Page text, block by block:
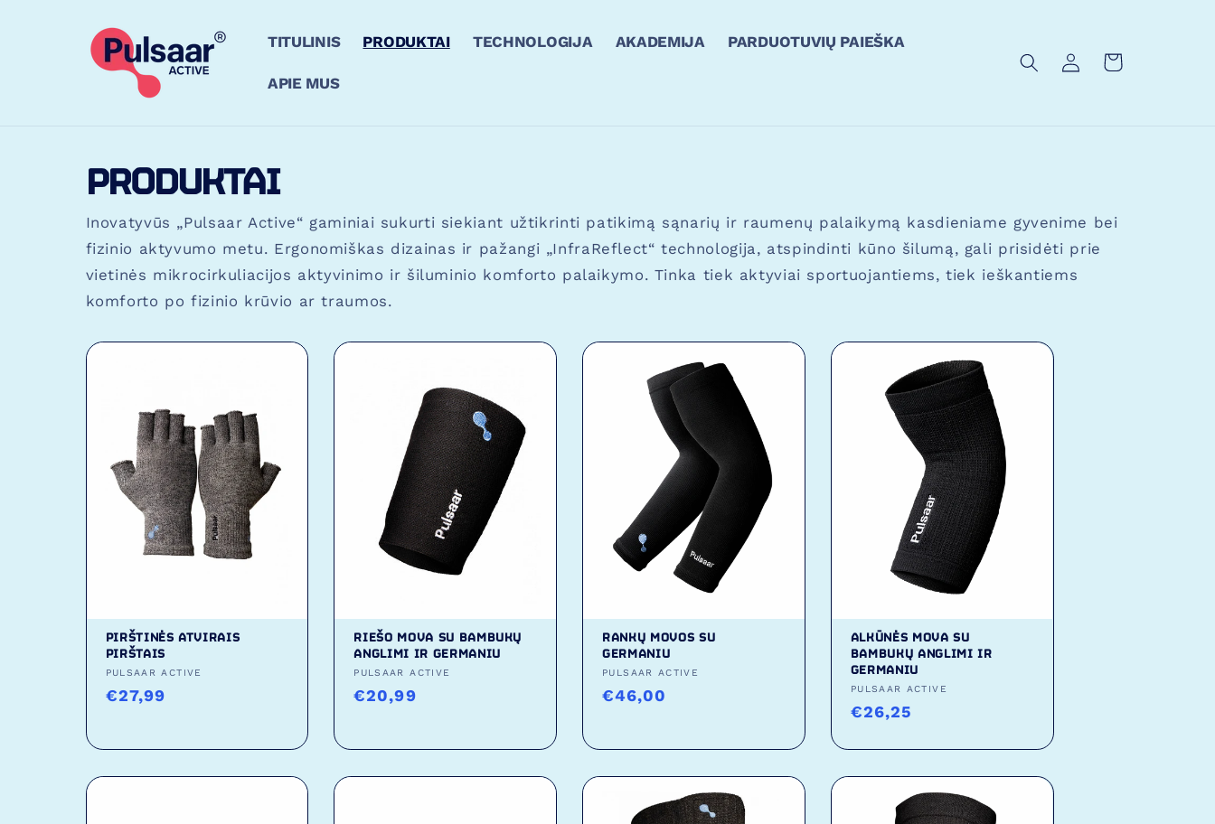
TITULINIS PRODUKTAI TECHNOLOGIJA AKADEMIJA PARDUOTUVIŲ PAIEŠKA
APIE MUS
PrisijungtiKrepšelis
PRODUKTAI
Inovatyvūs „Pulsaar Active“ gaminiai sukurti siekiant užtikrinti patikimą sąnarių ir raumenų palaikymą kasdieniame gyvenime bei
fizinio aktyvumo metu. Ergonomiškas dizainas ir pažangi „InfraReflect“ technologija, atspindinti kūno šilumą, gali prisidėti prie
vietinės mikrocirkuliacijos aktyvinimo ir šiluminio komforto palaikymo. Tinka tiek aktyviai sportuojantiems, tiek ieškantiems
komforto po fizinio krūvio ar traumos.
PIRŠTINĖS ATVIRAIS
PIRŠTAIS
Tiekėjas:
PULSAAR ACTIVE
Įprasta
€27,99
RIEŠO MOVA SU BAMBUKŲ
ANGLIMI IR GERMANIU
Tiekėjas:
PULSAAR ACTIVE
Įprasta
€20,99
RANKŲ MOVOS SU
GERMANIU
Tiekėjas:
PULSAAR ACTIVE
Įprasta
€46,00
ALKŪNĖS MOVA SU
BAMBUKŲ ANGLIMI IR
GERMANIU
Tiekėjas:
PULSAAR ACTIVE
Įprasta
€26,25